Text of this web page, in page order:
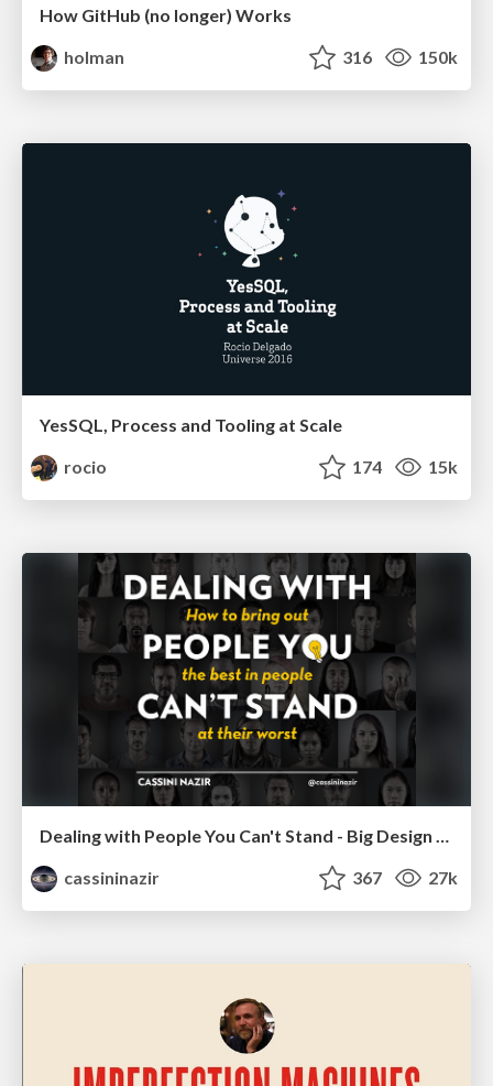
How GitHub (no longer) Works
holman
316 150k
YesSQL, Process and Tooling at Scale
rocio
174 15k
cassininazir
367 27k